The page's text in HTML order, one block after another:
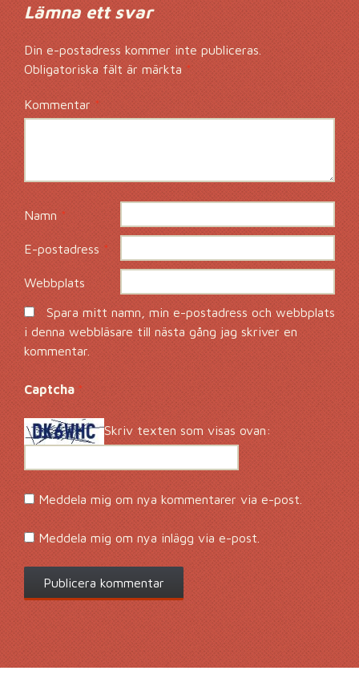
Lämna ett svar
Din e-postadress kommer inte publiceras.
Obligatoriska fält är märkta*
Kommentar*
Namn*
E-postadress*
Webbplats
Spara mitt namn, min e-postadress och webbplats
i denna webbläsare till nästa gång jag skriver en
kommentar.
Captcha *
Skriv texten som visas ovan:
Meddela mig om nya kommentarer via e-post.
Meddela mig om nya inlägg via e-post.